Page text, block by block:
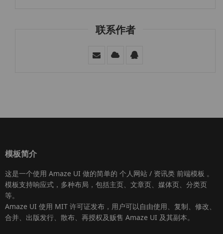
联系作者
模板简介
这是一个使用 Amaze UI 做的简单的 个人网站 / 资讯类 前端模板 。
模板支持响应式，多种布局，包括主页、文章页、媒体页、分类页
等。
Amaze UI 使用 MIT 许可证发布，用户可以自由使用、复制、修改、
合并、出版发行、散布、再授权及贩售 Amaze UI 及其副本。